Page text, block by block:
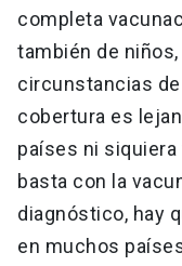
completa
también de
circunstancias
cobertura es
países ni siquiera
basta con la
diagnóstico, hay
en muchos